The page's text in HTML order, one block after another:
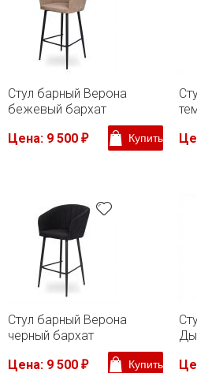
Стул барный Верона
бежевый бархат
Цена: 9 500 ₽ Купить
Стул барный Верона
черный бархат
Цена: 9 500 ₽ Купить